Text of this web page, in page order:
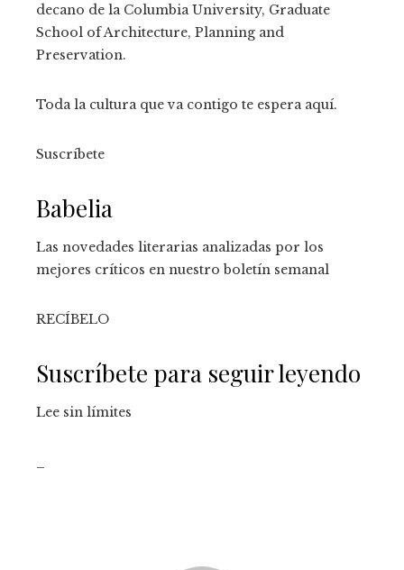
decano de la Columbia University, Graduate
School of Architecture, Planning and
Preservation.
Toda la cultura que va contigo te espera aquí.
Suscríbete
Babelia
Las novedades literarias analizadas por los
mejores críticos en nuestro boletín semanal
RECÍBELO
Suscríbete para seguir leyendo
Lee sin límites